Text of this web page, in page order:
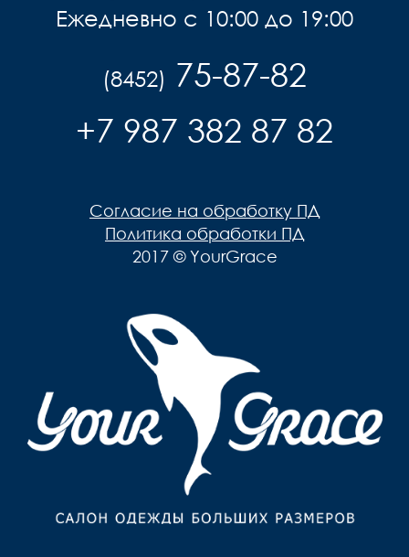
Ежедневно с 10:00 до 19:00
(8452) 75-87-82
+7 987 382 87 82
Согласие на обработку ПД
Политика обработки ПД
2017 © YourGrace